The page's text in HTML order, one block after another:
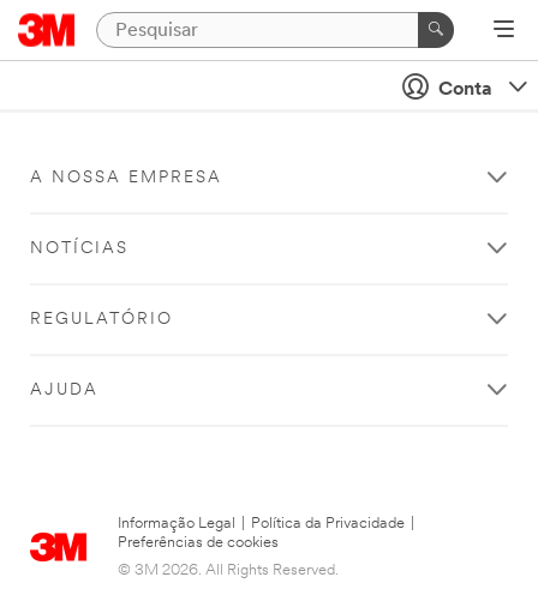
Conta
A NOSSA EMPRESA
NOTÍCIAS
REGULATÓRIO
AJUDA
Informação Legal Política da Privacidade
Preferências de cookies
© 3M 2026. All Rights Reserved.